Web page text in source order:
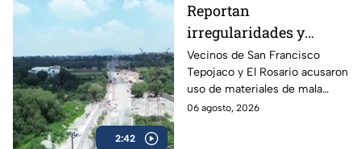
2:42
Reportan
irregularidades y
posible desvío de
recursos en obras
viales de Cuautitlán
Izcalli, Edomex
Vecinos de San Francisco
Tepojaco y El Rosario acusaron
uso de materiales de mala
calidad en una obra de 23
06 agosto, 2026